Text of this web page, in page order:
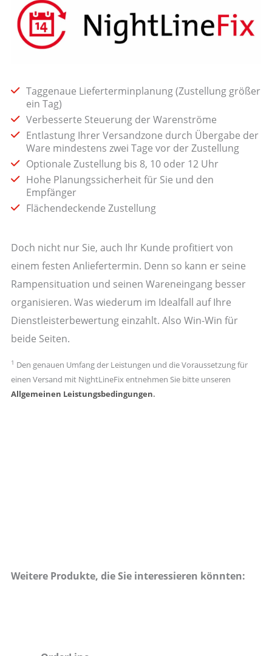
Taggenaue Lieferterminplanung (Zustellung größer
ein Tag)
Verbesserte Steuerung der Warenströme
Entlastung Ihrer Versandzone durch Übergabe der
Ware mindestens zwei Tage vor der Zustellung
Optionale Zustellung bis 8, 10 oder 12 Uhr
Hohe Planungssicherheit für Sie und den
Empfänger
Flächendeckende Zustellung
Doch nicht nur Sie, auch Ihr Kunde profitiert von
einem festen Anliefertermin. Denn so kann er seine
Rampensituation und seinen Wareneingang besser
organisieren. Was wiederum im Idealfall auf Ihre
Dienstleisterbewertung einzahlt. Also Win-Win für
beide Seiten.
1 Den genauen Umfang der Leistungen und die Voraussetzung für
einen Versand mit NightLineFix entnehmen Sie bitte unseren
Allgemeinen Leistungsbedingungen.
Weitere Produkte, die Sie interessieren könnten: